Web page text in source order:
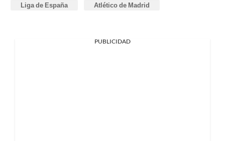
Liga de España Atlético de Madrid
PUBLICIDAD